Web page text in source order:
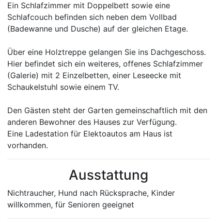
Ein Schlafzimmer mit Doppelbett sowie eine
Schlafcouch befinden sich neben dem Vollbad
(Badewanne und Dusche) auf der gleichen Etage.
Über eine Holztreppe gelangen Sie ins Dachgeschoss.
Hier befindet sich ein weiteres, offenes Schlafzimmer
(Galerie) mit 2 Einzelbetten, einer Leseecke mit
Schaukelstuhl sowie einem TV.
Den Gästen steht der Garten gemeinschaftlich mit den
anderen Bewohner des Hauses zur Verfügung.
Eine Ladestation für Elektoautos am Haus ist
vorhanden.
Ausstattung
Nichtraucher, Hund nach Rücksprache, Kinder
willkommen, für Senioren geeignet